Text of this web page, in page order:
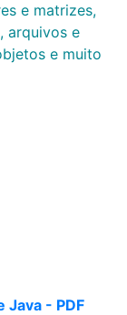
e matrizes,
arquivos e
e muito
Java - PDF